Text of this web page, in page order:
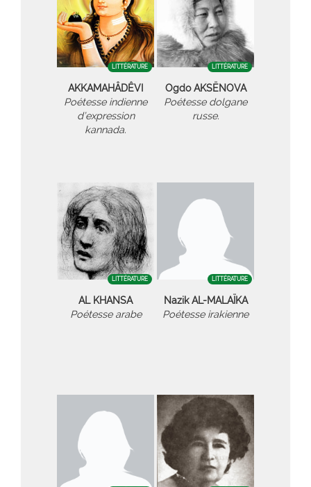
LITTÉRATURE
AKKAMAHÂDÊVI
Poétesse indienne
d’expression
kannada.
LITTÉRATURE
Ogdo AKSËNOVA
Poétesse dolgane
russe.
LITTÉRATURE
AL KHANSA
Poétesse arabe
LITTÉRATURE
Nazik AL-MALAÏKA
Poétesse irakienne